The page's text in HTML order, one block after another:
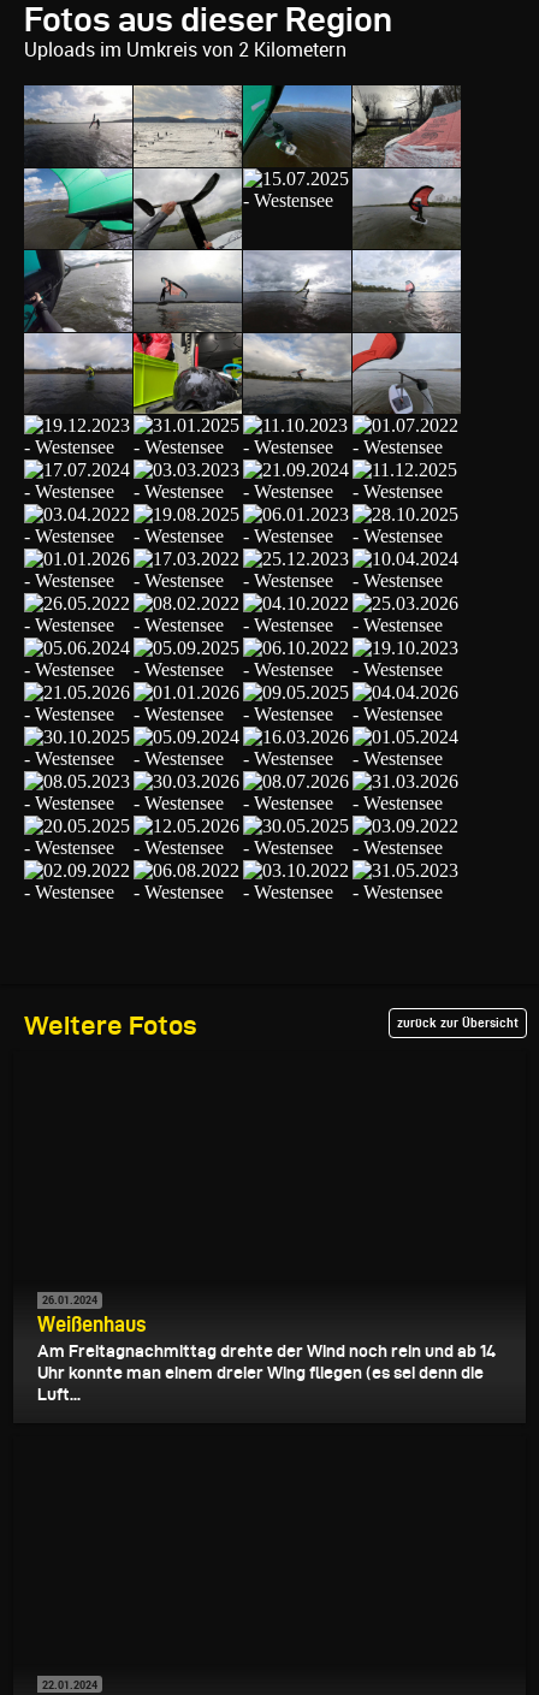
Fotos aus dieser Region
Uploads im Umkreis von 2 Kilometern
Weitere Fotos zurück zur Übersicht
26.01.2024
Weißenhaus
Am Freitagnachmittag drehte der Wind noch rein und ab 14
Uhr konnte man einem dreier Wing fliegen (es sei denn die
Luft...
22.01.2024